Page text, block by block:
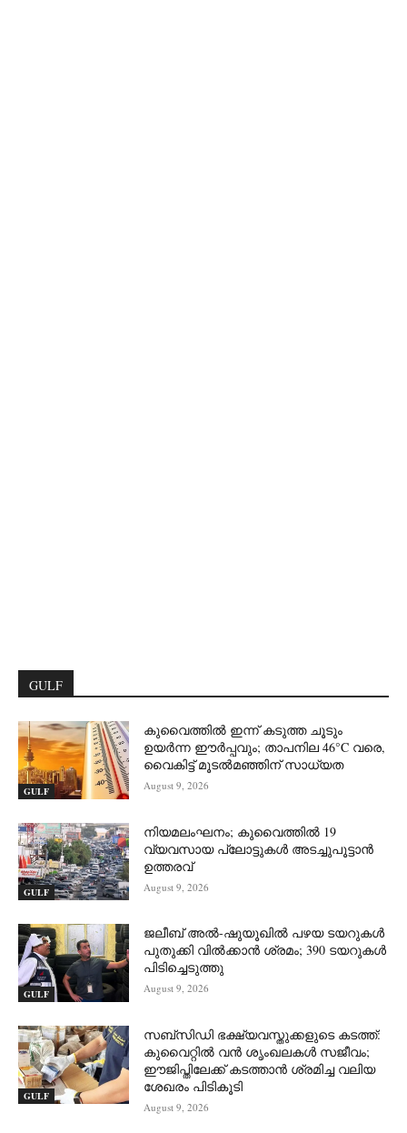
GULF
GULF
കുവൈത്തിൽ ഇന്ന് കടുത്ത ചൂടും
ഉയർന്ന ഈർപ്പവും; താപനില 46°C വരെ,
വൈകിട്ട് മൂടൽമഞ്ഞിന് സാധ്യത
August 9, 2026
GULF
നിയമലംഘനം; കുവൈത്തിൽ 19
വ്യവസായ പ്ലോട്ടുകൾ അടച്ചുപൂട്ടാൻ
ഉത്തരവ്
August 9, 2026
GULF
ജലീബ് അൽ-ഷുയൂഖിൽ പഴയ ടയറുകൾ
പുതുക്കി വിൽക്കാൻ ശ്രമം; 390 ടയറുകൾ
പിടിച്ചെടുത്തു
August 9, 2026
GULF
സബ്‌സിഡി ഭക്ഷ്യവസ്തുക്കളുടെ കടത്ത്:
കുവൈറ്റിൽ വൻ ശൃംഖലകൾ സജീവം;
ഈജിപ്തിലേക്ക് കടത്താൻ ശ്രമിച്ച വലിയ
ശേഖരം പിടികൂടി
August 9, 2026